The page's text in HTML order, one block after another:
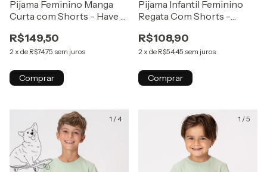
Pijama Feminino Manga
Curta com Shorts - Have a
R$149,50
2 x de R$74,75 sem juros
Comprar
Pijama Infantil Feminino
Regata Com Shorts -
R$108,90
2 x de R$54,45 sem juros
Comprar
1 /4 1 /5